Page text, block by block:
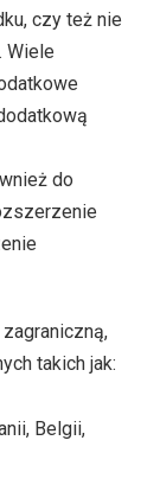
czy też nie
Wiele
do
takich jak:
Belgii,